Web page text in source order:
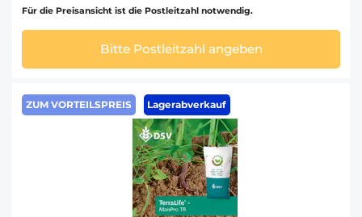
Für die Preisansicht ist die Postleitzahl notwendig.
Bitte Postleitzahl angeben
ZUM VORTEILSPREIS Lagerabverkauf